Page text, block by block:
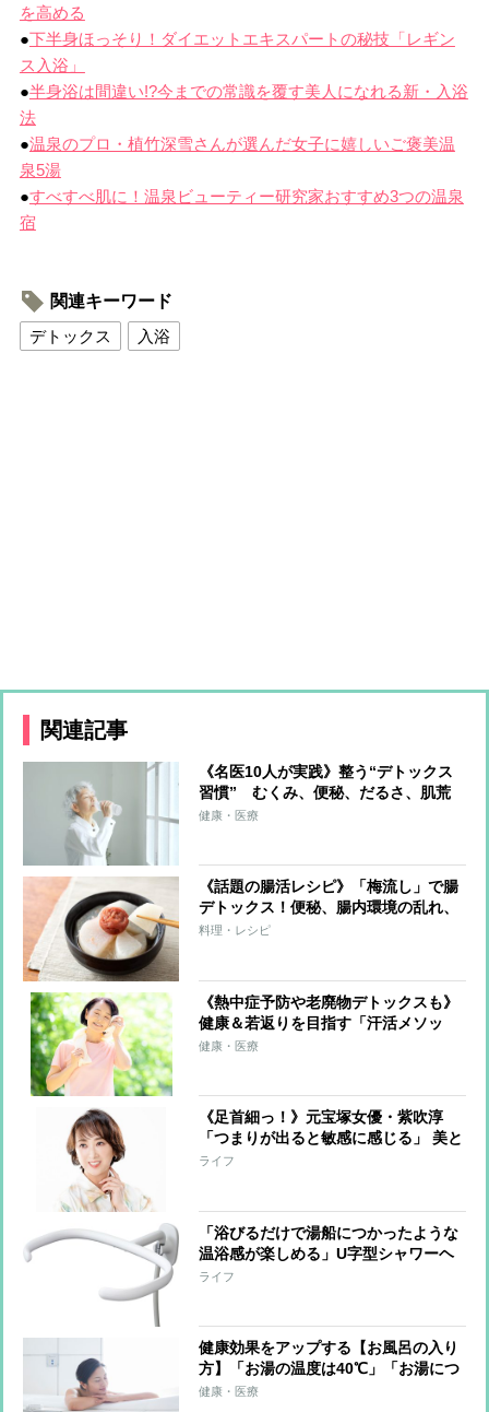
を高める
●下半身ほっそり！ダイエットエキスパートの秘技「レギン
ス入浴」
●半身浴は間違い!?今までの常識を覆す美人になれる新・入浴
法
●温泉のプロ・植竹深雪さんが選んだ女子に嬉しいご褒美温
泉5湯
●すべすべ肌に！温泉ビューティー研究家おすすめ3つの温泉
宿
関連キーワード
デトックス
入浴
関連記事
《名医10人が実践》整う“デトックス
習慣” むくみ、便秘、だるさ、肌荒
れを一掃する食・運動・入浴・生活習
健康・医療
《話題の腸活レシピ》「梅流し」で腸
デトックス！便秘、腸内環境の乱れ、
疲れた「胃腸」を休ませる
料理・レシピ
《熱中症予防や老廃物デトックスも》
健康＆若返りを目指す「汗活メソッ
ド」のポイント「6～8時間の睡眠をし
健康・医療
《足首細っ！》元宝塚女優・紫吹淳
「つまりが出ると敏感に感じる」 美と
健康維持に欠かさない“特別グッズ”を
ライフ
「浴びるだけで湯船につかったような
温浴感が楽しめる」U字型シャワーヘ
ッド 前後左右360度から噴射、使用
ライフ
健康効果をアップする【お風呂の入り
方】「お湯の温度は40℃」「お湯につ
かるのはトータル10分」「かけ湯は10
健康・医療